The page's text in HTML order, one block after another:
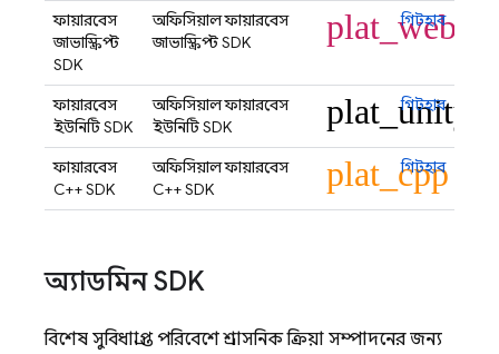
ফায়ারবেস
জাভাস্ক্রিপ্ট
SDK
অফিসিয়াল ফায়ারবেস
জাভাস্ক্রিপ্ট SDK
plat_web
গিটহাব
ফায়ারবেস
ইউনিটি SDK
অফিসিয়াল ফায়ারবেস
ইউনিটি SDK
plat_unity
গিটহাব
ফায়ারবেস
C++ SDK
অফিসিয়াল ফায়ারবেস
C++ SDK
plat_cpp
গিটহাব
অ্যাডমিন SDK
বিশেষ সুবিধাপ্রাপ্ত পরিবেশে প্রশাসনিক ক্রিয়া সম্পাদনের জন্য